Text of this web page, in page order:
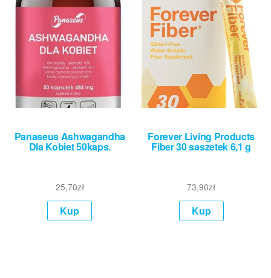
Panaseus Ashwagandha
Dla Kobiet 50kaps.
25,70zł
Kup
Forever Living Products
Fiber 30 saszetek 6,1 g
73,90zł
Kup